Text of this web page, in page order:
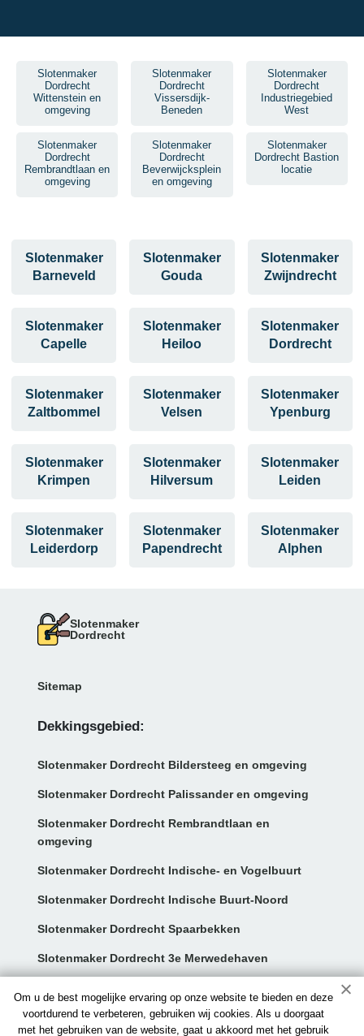
Slotenmaker
Dordrecht
Wittenstein en
omgeving
Slotenmaker
Dordrecht
Vissersdijk-
Beneden
Slotenmaker
Dordrecht
Industriegebied
West
Slotenmaker
Dordrecht
Rembrandtlaan en
omgeving
Slotenmaker
Dordrecht
Beverwijcksplein
en omgeving
Slotenmaker
Dordrecht Bastion
locatie
Om u de best mogelijke ervaring op onze website te bieden en deze
voortdurend te verbeteren, gebruiken wij cookies. Als u doorgaat
met het gebruiken van de website, gaat u akkoord met het gebruik
Slotenmaker
Barneveld
Slotenmaker
Gouda
Slotenmaker
Zwijndrecht
Slotenmaker
Capelle
Slotenmaker
Heiloo
Slotenmaker
Dordrecht
Slotenmaker
Zaltbommel
Slotenmaker
Velsen
Slotenmaker
Ypenburg
Slotenmaker
Krimpen
Slotenmaker
Hilversum
Slotenmaker
Leiden
Slotenmaker
Leiderdorp
Slotenmaker
Papendrecht
Slotenmaker
Alphen
Slotenmaker
Dordrecht
Sitemap
Dekkingsgebied:
Slotenmaker Dordrecht Bildersteeg en omgeving
Slotenmaker Dordrecht Palissander en omgeving
Slotenmaker Dordrecht Rembrandtlaan en
omgeving
Slotenmaker Dordrecht Indische- en Vogelbuurt
Slotenmaker Dordrecht Indische Buurt-Noord
Slotenmaker Dordrecht Spaarbekken
Slotenmaker Dordrecht 3e Merwedehaven
Contact: